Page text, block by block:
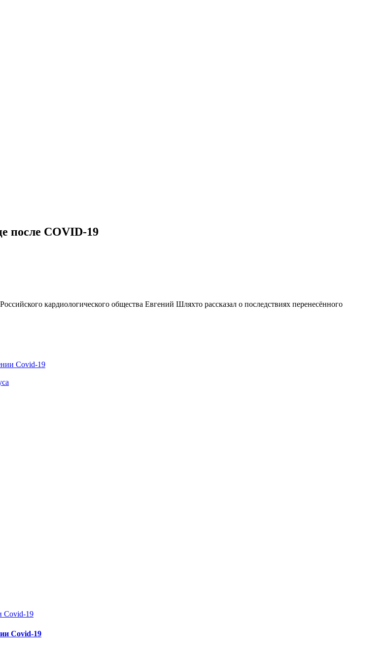
после COVID-19
кардиологического общества Евгений Шляхто рассказал о последствиях перенесённого
Covid-19
Covid-19